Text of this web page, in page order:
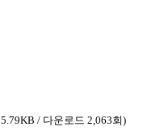
/ 다운로드 2,063회)